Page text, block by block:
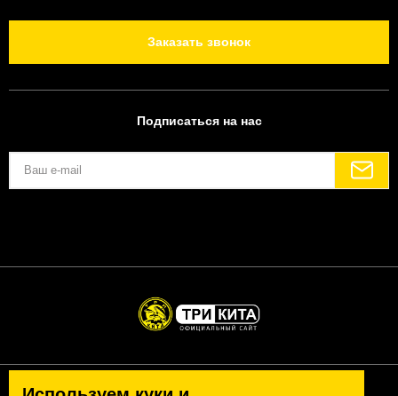
Заказать звонок
Подписаться на нас
Политика конфиденциальности